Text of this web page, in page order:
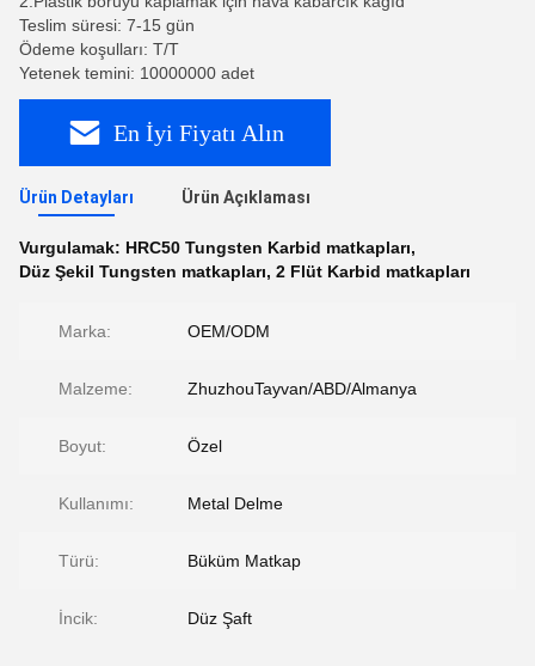
Teslim süresi: 7-15 gün
Ödeme koşulları: T/T
Yetenek temini: 10000000 adet
En İyi Fiyatı Alın
Ürün Detayları Ürün Açıklaması
Vurgulamak: HRC50 Tungsten Karbid matkapları,
Düz Şekil Tungsten matkapları, 2 Flüt Karbid matkapları
Marka: OEM/ODM
Malzeme: ZhuzhouTayvan/ABD/Almanya
Boyut: Özel
Kullanımı: Metal Delme
Türü: Büküm Matkap
İncik: Düz Şaft